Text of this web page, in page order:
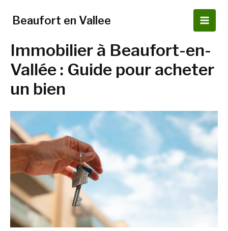
Beaufort en Vallee
Main
Immobilier à Beaufort-en-
Vallée : Guide pour acheter
un bien